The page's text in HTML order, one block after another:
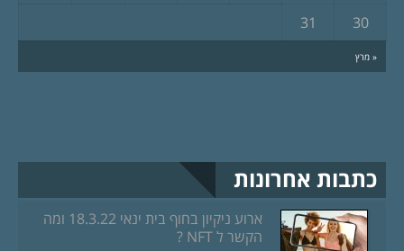
« מרץ
30
31
כתבות אחרונות
ארוע ניקיון בחוף בית ינאי 18.3.22 ומה
הקשר ל NFT ?